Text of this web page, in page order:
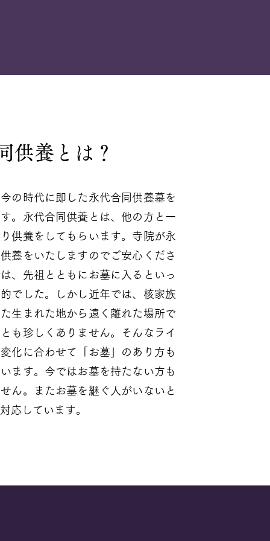
供養とは？
の時代に即した永代合同供養墓を
。永代合同供養とは、他の方と一
供養をしてもらいます。寺院が永
養をいたしますのでご安心くださ
、先祖とともにお墓に入るといっ
でした。しかし近年では、核家族
生まれた地から遠く離れた場所で
も珍しくありません。そんなライ
化に合わせて「お墓」のあり方も
ます。今ではお墓を持たない方も
ん。またお墓を継ぐ人がいないと
応しています。